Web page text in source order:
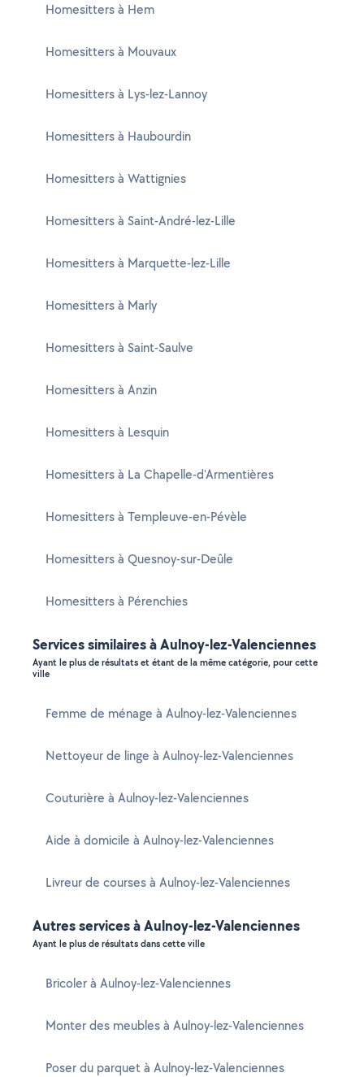
Homesitters à Hem
Homesitters à Mouvaux
Homesitters à Lys-lez-Lannoy
Homesitters à Haubourdin
Homesitters à Wattignies
Homesitters à Saint-André-lez-Lille
Homesitters à Marquette-lez-Lille
Homesitters à Marly
Homesitters à Saint-Saulve
Homesitters à Anzin
Homesitters à Lesquin
Homesitters à La Chapelle-d'Armentières
Homesitters à Templeuve-en-Pévèle
Homesitters à Quesnoy-sur-Deûle
Homesitters à Pérenchies
Services similaires à Aulnoy-lez-Valenciennes
Ayant le plus de résultats et étant de la même catégorie, pour cette
ville
Femme de ménage à Aulnoy-lez-Valenciennes
Nettoyeur de linge à Aulnoy-lez-Valenciennes
Couturière à Aulnoy-lez-Valenciennes
Aide à domicile à Aulnoy-lez-Valenciennes
Livreur de courses à Aulnoy-lez-Valenciennes
Autres services à Aulnoy-lez-Valenciennes
Ayant le plus de résultats dans cette ville
Bricoler à Aulnoy-lez-Valenciennes
Monter des meubles à Aulnoy-lez-Valenciennes
Poser du parquet à Aulnoy-lez-Valenciennes